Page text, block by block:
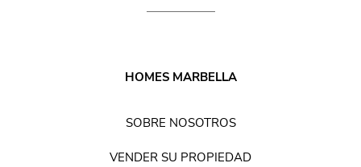
HOMES MARBELLA
SOBRE NOSOTROS
VENDER SU PROPIEDAD